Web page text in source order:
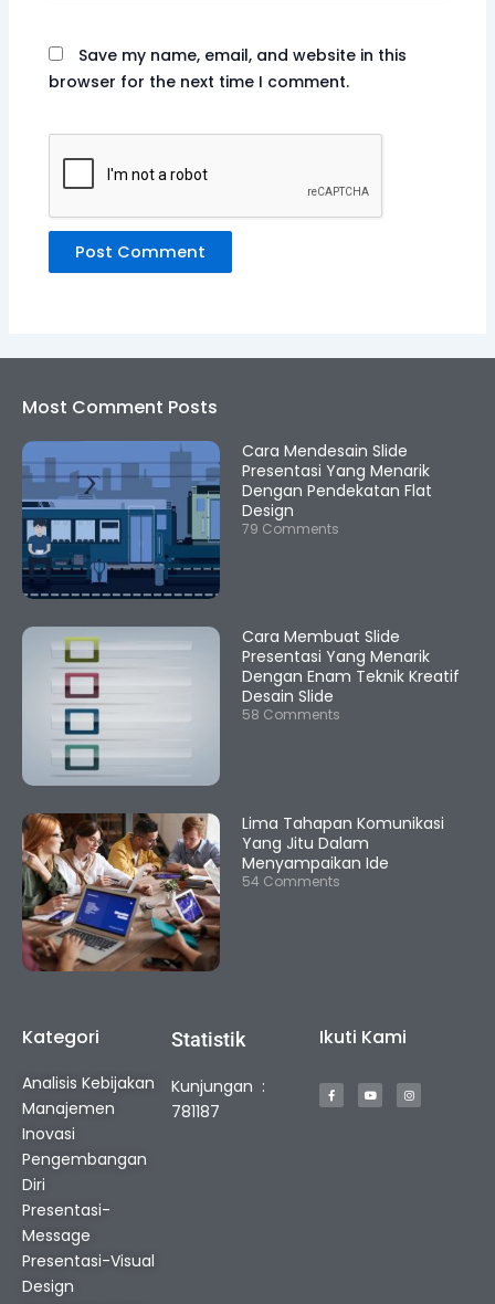
Save my name, email, and website in this
browser for the next time I comment.
Most Comment Posts
Cara Mendesain Slide
Presentasi Yang Menarik
Dengan Pendekatan Flat
Design
79 Comments
Cara Membuat Slide
Presentasi Yang Menarik
Dengan Enam Teknik Kreatif
Desain Slide
58 Comments
Lima Tahapan Komunikasi
Yang Jitu Dalam
Menyampaikan Ide
54 Comments
Kategori
Analisis Kebijakan
Manajemen
Inovasi
Pengembangan
Diri
Presentasi-
Message
Presentasi-Visual
Design
Statistik
Kunjungan :
781187
Ikuti Kami
a
c
e
o
u
t
n
s
t